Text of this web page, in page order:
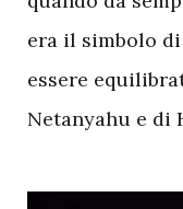
era il simbolo
essere
Netanyahu e di